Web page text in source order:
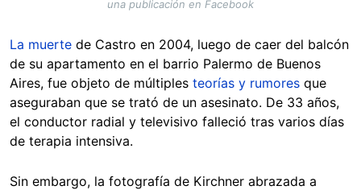
una publicación en Facebook
La muerte de Castro en 2004, luego de caer del balcón
de su apartamento en el barrio Palermo de Buenos
Aires, fue objeto de múltiples teorías y rumores que
aseguraban que se trató de un asesinato. De 33 años,
el conductor radial y televisivo falleció tras varios días
de terapia intensiva.
Sin embargo, la fotografía de Kirchner abrazada a